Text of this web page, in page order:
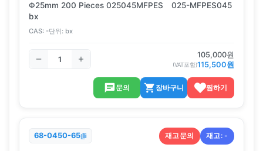
Φ25mm 200 Pieces 025045MFPES 025-MFPES045
bx
CAS: -단위: bx
105,000원
(VAT포함)115,500원
문의 장바구니 찜하기
68-0450-65 재고문의 재고:-